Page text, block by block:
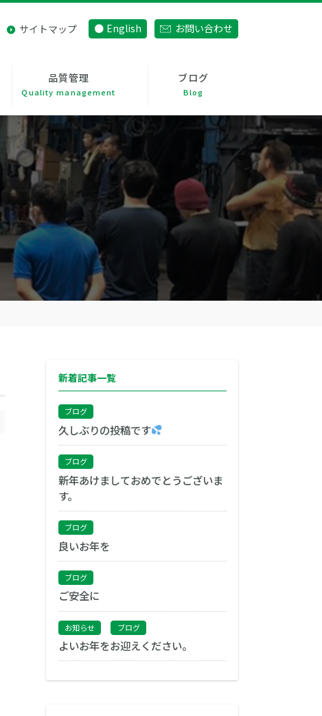
サイトマップ English お問い合わせ
品質管理
Quality management
ブログ
Blog
新着記事一覧
ブログ
久しぶりの投稿です
ブログ
新年あけましておめでとうございま
す。
ブログ
良いお年を
ブログ
ご安全に
お知らせ ブログ
よいお年をお迎えください。